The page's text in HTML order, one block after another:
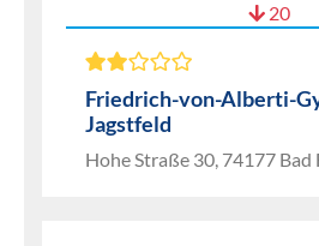
20
Friedrich-von-Alberti-
Jagstfeld
Hohe Straße 30, 74177